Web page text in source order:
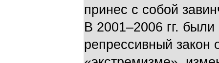
принес с собой
В 2001–2006 гг.
репрессивный закон